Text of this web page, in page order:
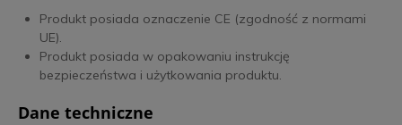
Produkt posiada oznaczenie CE (zgodność z normami
UE).
Produkt posiada w opakowaniu instrukcję
bezpieczeństwa i użytkowania produktu.
Dane techniczne